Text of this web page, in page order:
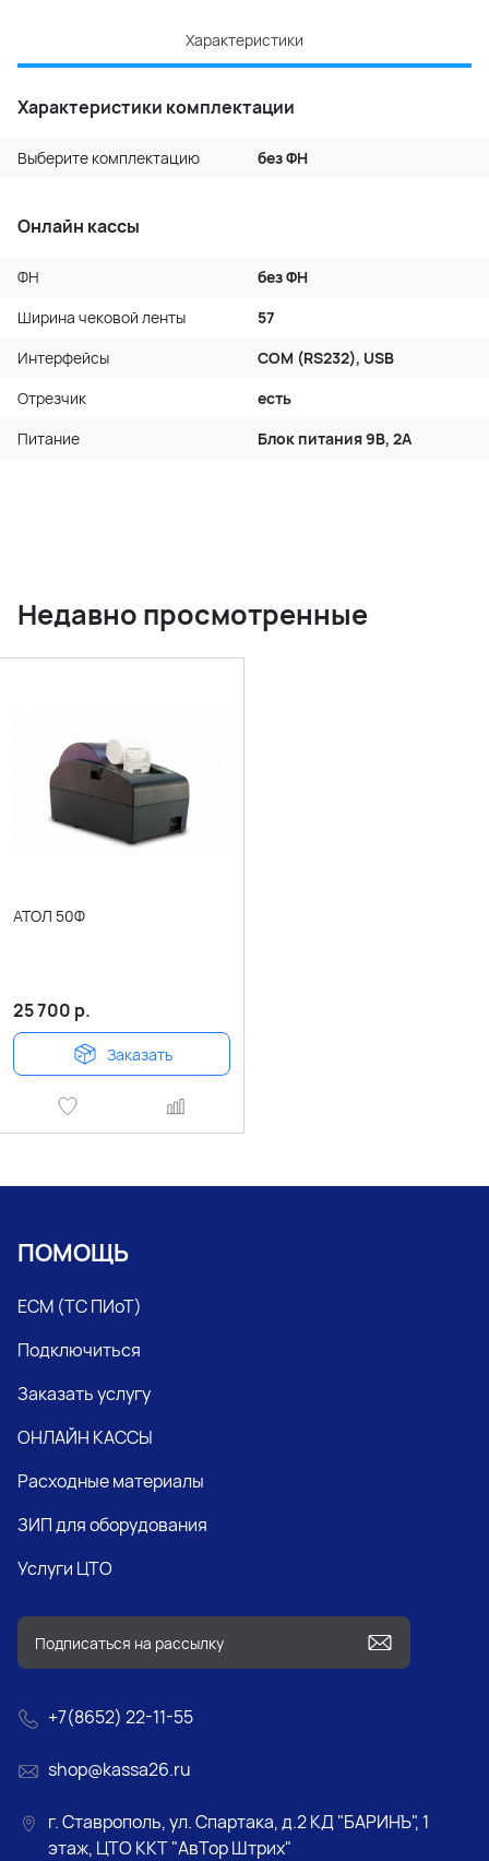
Характеристики
Характеристики комплектации
Выберите комплектацию без ФН
Онлайн кассы
ФН
без ФН
Ширина чековой ленты
57
Интерфейсы
COM (RS232), USB
Отрезчик
есть
Питание
Блок питания 9В, 2А
Недавно просмотренные
АТОЛ 50Ф
25 700 р.
Заказать
ПОМОЩЬ
ЕСМ (ТС ПИоТ)
Подключиться
Заказать услугу
ОНЛАЙН КАССЫ
Расходные материалы
ЗИП для оборудования
Услуги ЦТО
+7(8652) 22-11-55
shop@kassa26.ru
г. Ставрополь, ул. Спартака, д.2 КД "БАРИНЪ", 1
этаж, ЦТО ККТ "АвТор Штрих"